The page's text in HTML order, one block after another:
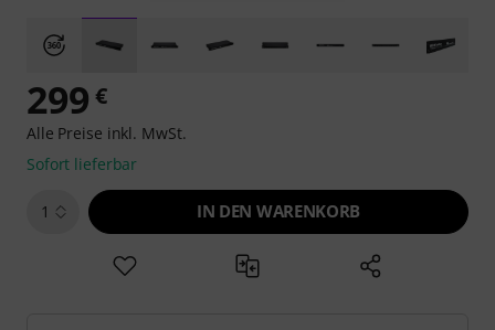
299 €
Alle Preise inkl. MwSt.
Sofort lieferbar
1 IN DEN WARENKORB